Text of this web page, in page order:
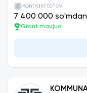
Kontrakt to'lovi
7 400 000
Grant mavjud